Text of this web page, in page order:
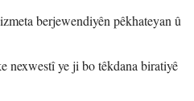
berjewendiyên pêkhateyan û
nexwestî ye ji bo têkdana biratiyê